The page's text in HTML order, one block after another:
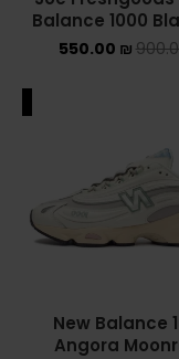
Balance 1000
550.00 ₪
New Balance
Angora